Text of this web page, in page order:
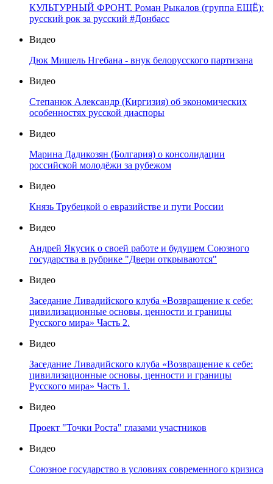
КУЛЬТУРНЫЙ ФРОНТ. Роман Рыкалов (группа ЕЩЁ):
русский рок за русский #Донбасс
Видео
Дюк Мишель Нгебана - внук белорусского партизана
Видео
Степанюк Александр (Киргизия) об экономических
особенностях русской диаспоры
Видео
Марина Дадикозян (Болгария) о консолидации
российской молодёжи за рубежом
Видео
Князь Трубецкой о евразийстве и пути России
Видео
Андрей Якусик о своей работе и будущем Союзного
государства в рубрике "Двери открываются"
Видео
Заседание Ливадийского клуба «Возвращение к себе:
цивилизационные основы, ценности и границы
Русского мира» Часть 2.
Видео
Заседание Ливадийского клуба «Возвращение к себе:
цивилизационные основы, ценности и границы
Русского мира» Часть 1.
Видео
Проект "Точки Роста" глазами участников
Видео
Союзное государство в условиях современного кризиса